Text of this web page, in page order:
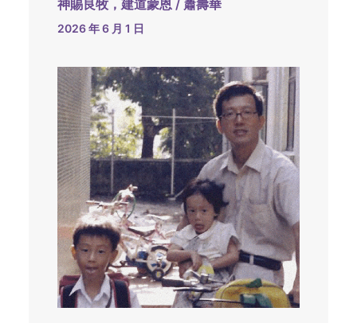
神賜良牧，建道蒙恩 / 蕭壽華
2026 年 6 月 1 日